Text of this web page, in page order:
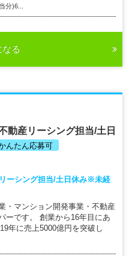
分)6...
る
動産リーシング担当/土日
んたん応募可
ーシング担当/土日休み※未経
・マンション開発事業・不動産
ーです。 創業から16年目にあ
年に売上5000億円を突破し